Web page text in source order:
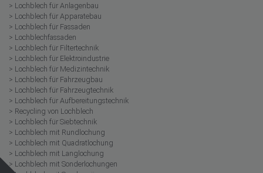
> Lochblech für Anlagenbau
> Lochblech für Apparatebau
> Lochblech für Fassaden
> Lochblechfassaden
> Lochblech für Filtertechnik
> Lochblech für Elektroindustrie
> Lochblech für Medizintechnik
> Lochblech für Fahrzeugbau
> Lochblech für Fahrzeugtechnik
> Lochblech für Aufbereitungstechnik
> Recycling von Lochblech
> Lochblech für Siebtechnik
> Lochblech mit Rundlochung
> Lochblech mit Quadratlochung
> Lochblech mit Langlochung
> Lochblech mit Sonderlochungen